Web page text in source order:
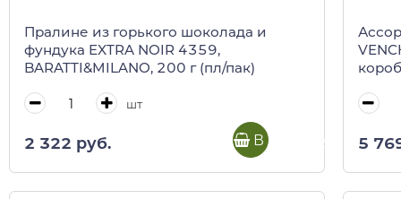
Пралине из горького шоколада и
фундука EXTRA NOIR 4359,
BARATTI&MILANO, 200 г (пл/пак)
шт
2 322 руб. В корзину 5